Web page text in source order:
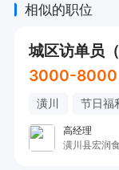
相似的职位
城区访单员
3000-8000
潢川 节日福
高经理
潢川县宏润